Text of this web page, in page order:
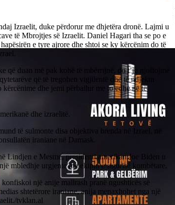
Izraelit, duke përdorur me dhjetëra dronë. Lajmi u
të Mbrojtjes së Izraelit. Daniel Hagari tha se po e
e tyre ajrore dhe shtoi se ky kërcënim do të
që duan më pak kohë të mbërrijnë, do t’ju njoftojmë
që të tregohen vigjilentë dhe të ndjekin
dhe jemi përballur me to edhe në të
dhe izraelitë.
të sulmonte disa objektiva brenda në Izrael, në
iraniane në Damask.
Lindjen e Mesme, presidenti amerikan Joe Biden u
mbledhje urgjente me ekipin e sigurisë kombëtare.
një anije mallrash pranë ngushticës së
shtetërore iraniane, anija menaxhohet nga një
tvklan.al